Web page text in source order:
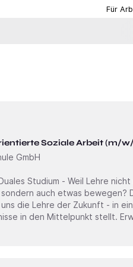
Für
Soziale Arbeit (m/
GmbH
Duales Studium - Weil Lehre
die Lehre der Zukunft - in
stellt. Erweitere unsere akademische